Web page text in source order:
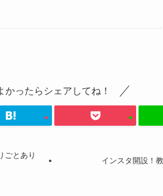
かったらシェアしてね！
ごとあり
インスタ開設！